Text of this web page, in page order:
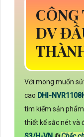
DV
Với mong muốn
cao DHI-
tìm kiếm sản
thiết kế sắc nét và